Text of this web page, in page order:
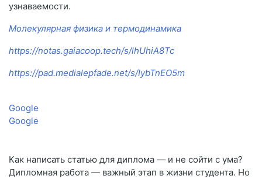
узнаваемости.
Молекулярная физика и термодинамика
https://notas.gaiacoop.tech/s/lhUhiA8Tc
https://pad.medialepfade.net/s/IybTnEO5m
Google
Google
Как написать статью для диплома — и не сойти с ума?
Дипломная работа — важный этап в жизни студента. Но